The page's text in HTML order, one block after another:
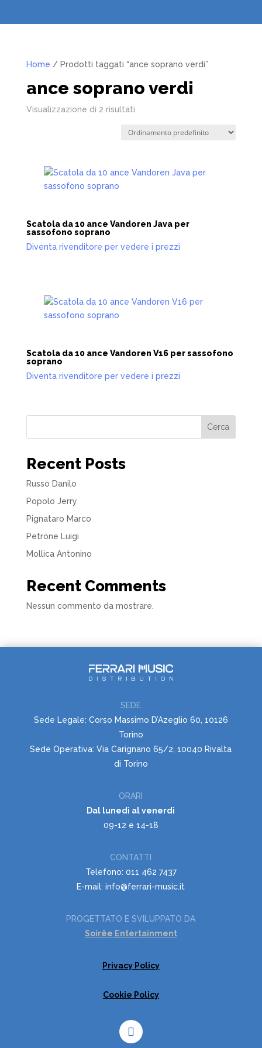
Home / Prodotti taggati “ance soprano verdi”
ance soprano verdi
Visualizzazione di 2 risultati
Scatola da 10 ance Vandoren Java per
sassofono soprano
Diventa rivenditore per vedere i prezzi
Scatola da 10 ance Vandoren V16 per sassofono
soprano
Diventa rivenditore per vedere i prezzi
Cerca
Recent Posts
Russo Danilo
Popolo Jerry
Pignataro Marco
Petrone Luigi
Mollica Antonino
Recent Comments
Nessun commento da mostrare.
SEDE
Sede Legale: Corso Massimo D’Azeglio 60, 10126
Torino
Sede Operativa: Via Carignano 65/2, 10040 Rivalta
di Torino
ORARI
Dal lunedì al venerdì
09-12 e 14-18
CONTATTI
Telefono: 011 462 7437
E-mail: info@ferrari-music.it
PROGETTATO E SVILUPPATO DA
Soirëe Entertainment
Privacy Policy
Cookie Policy